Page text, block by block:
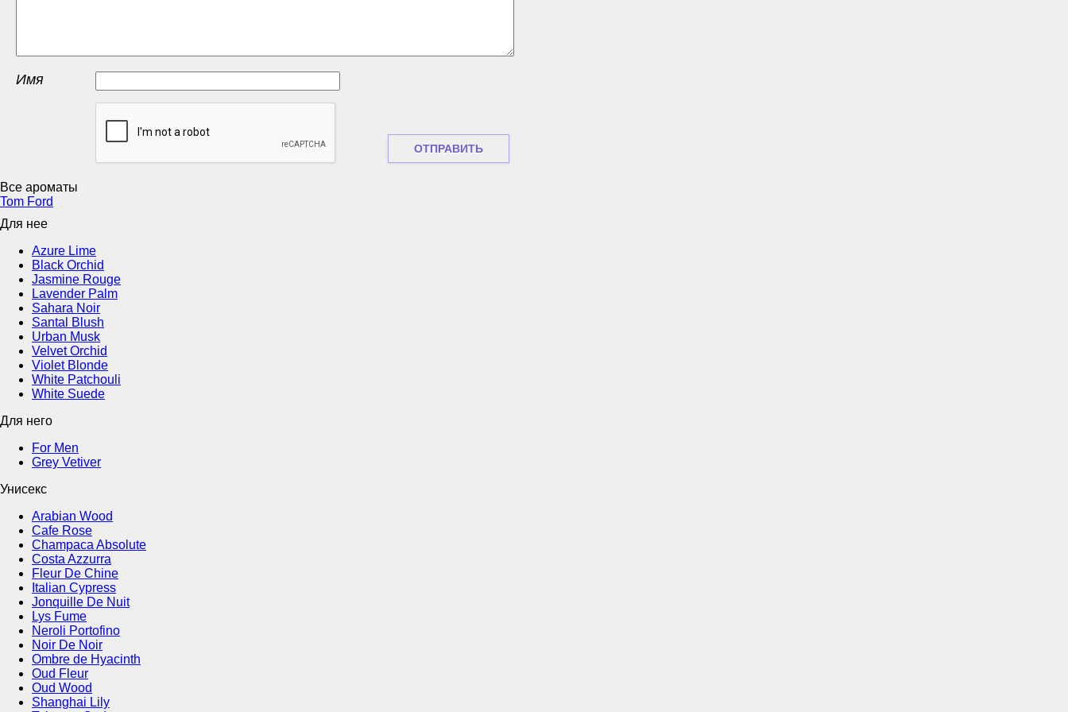
Имя
Все ароматы
Tom Ford
Для нее
Azure Lime
Black Orchid
Jasmine Rouge
Lavender Palm
Sahara Noir
Santal Blush
Urban Musk
Velvet Orchid
Violet Blonde
White Patchouli
White Suede
Для него
For Men
Grey Vetiver
Унисекс
Arabian Wood
Cafe Rose
Champaca Absolute
Costa Azzurra
Fleur De Chine
Italian Cypress
Jonquille De Nuit
Lys Fume
Neroli Portofino
Noir De Noir
Ombre de Hyacinth
Oud Fleur
Oud Wood
Shanghai Lily